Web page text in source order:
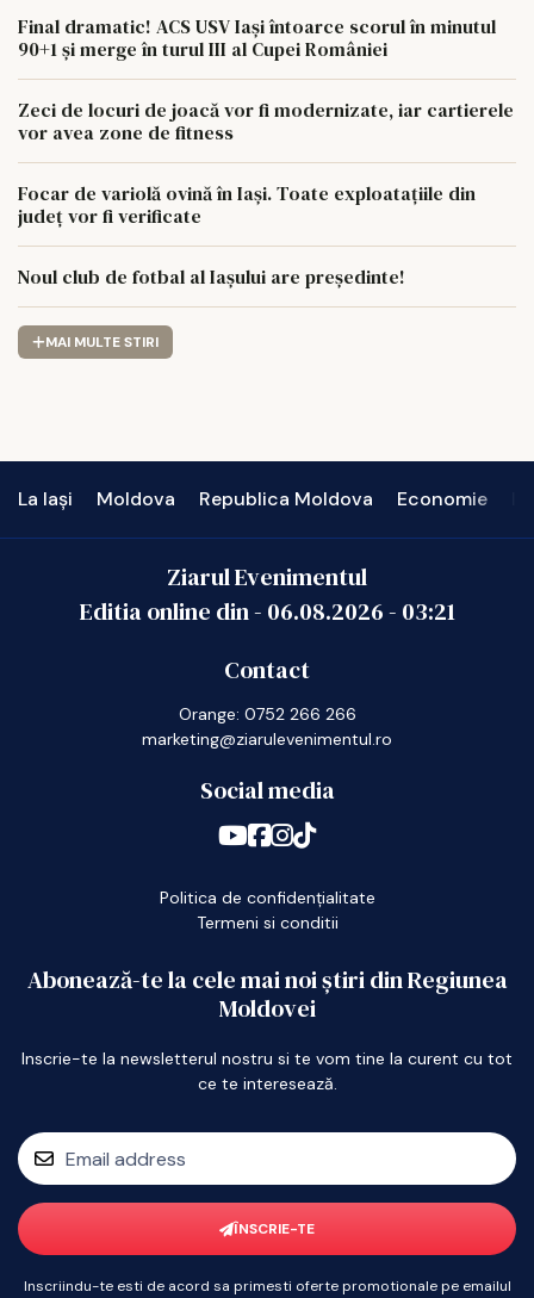
Final dramatic! ACS USV Iași întoarce scorul în minutul
90+1 și merge în turul III al Cupei României
Zeci de locuri de joacă vor fi modernizate, iar cartierele
vor avea zone de fitness
Focar de variolă ovină în Iași. Toate exploatațiile din
județ vor fi verificate
Noul club de fotbal al Iașului are președinte!
MAI MULTE STIRI
La Iași Moldova Republica Moldova Economie
Ziarul Evenimentul
Editia online din - 06.08.2026- 03:21
Contact
Orange: 0752 266 266
marketing@ziarulevenimentul.ro
Social media
Politica de confidențialitate
Termeni si conditii
Abonează-te la cele mai noi știri din Regiunea
Moldovei
Inscrie-te la newsletterul nostru si te vom tine la curent cu tot
ce te interesează.
ÎNSCRIE-TE
Inscriindu-te esti de acord sa primesti oferte promotionale pe emailul